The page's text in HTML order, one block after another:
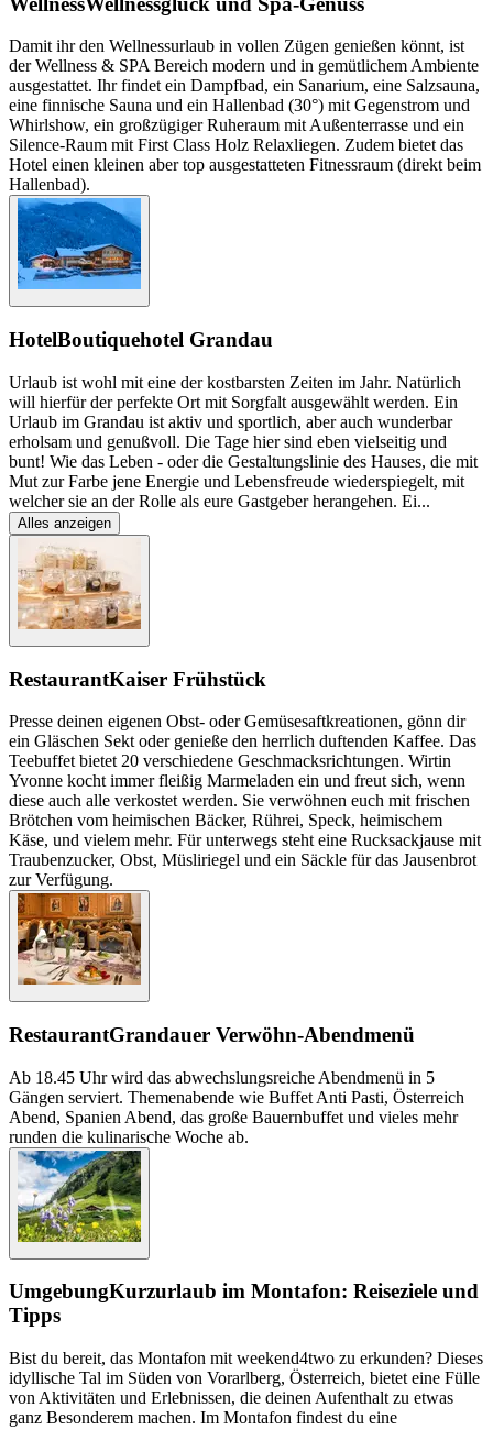
Damit ihr den Wellnessurlaub in vollen Zügen genießen könnt, ist
der Wellness & SPA Bereich modern und in gemütlichem Ambiente
ausgestattet. Ihr findet ein Dampfbad, ein Sanarium, eine Salzsauna,
eine finnische Sauna und ein Hallenbad (30°) mit Gegenstrom und
Whirlshow, ein großzügiger Ruheraum mit Außenterrasse und ein
Silence-Raum mit First Class Holz Relaxliegen. Zudem bietet das
Hotel einen kleinen aber top ausgestatteten Fitnessraum (direkt beim
Hallenbad).
HotelBoutiquehotel Grandau
Urlaub ist wohl mit eine der kostbarsten Zeiten im Jahr. Natürlich
will hierfür der perfekte Ort mit Sorgfalt ausgewählt werden. Ein
Urlaub im Grandau ist aktiv und sportlich, aber auch wunderbar
erholsam und genußvoll. Die Tage hier sind eben vielseitig und
bunt! Wie das Leben - oder die Gestaltungslinie des Hauses, die mit
Mut zur Farbe jene Energie und Lebensfreude wiederspiegelt, mit
welcher sie an der Rolle als eure Gastgeber herangehen. Ei...
Alles anzeigen
RestaurantKaiser Frühstück
Presse deinen eigenen Obst- oder Gemüsesaftkreationen, gönn dir
ein Gläschen Sekt oder genieße den herrlich duftenden Kaffee. Das
Teebuffet bietet 20 verschiedene Geschmacksrichtungen. Wirtin
Yvonne kocht immer fleißig Marmeladen ein und freut sich, wenn
diese auch alle verkostet werden. Sie verwöhnen euch mit frischen
Brötchen vom heimischen Bäcker, Rührei, Speck, heimischem
Käse, und vielem mehr. Für unterwegs steht eine Rucksackjause mit
Traubenzucker, Obst, Müsliriegel und ein Säckle für das Jausenbrot
zur Verfügung.
RestaurantGrandauer Verwöhn-Abendmenü
Ab 18.45 Uhr wird das abwechslungsreiche Abendmenü in 5
Gängen serviert. Themenabende wie Buffet Anti Pasti, Österreich
Abend, Spanien Abend, das große Bauernbuffet und vieles mehr
runden die kulinarische Woche ab.
UmgebungKurzurlaub im Montafon: Reiseziele und
Tipps
Bist du bereit, das Montafon mit weekend4two zu erkunden? Dieses
idyllische Tal im Süden von Vorarlberg, Österreich, bietet eine Fülle
von Aktivitäten und Erlebnissen, die deinen Aufenthalt zu etwas
ganz Besonderem machen. Im Montafon findest du eine